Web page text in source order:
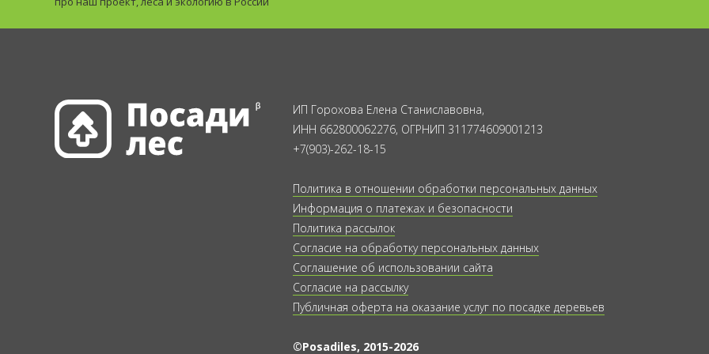
В память Смотреть все
Смотреть все
ИП Горохова Елена Станиславовна,
ИНН 662800062276, ОГРНИП 311774609001213
+7(903)-262-18-15
Политика в отношении обработки персональных данных
Информация о платежах и безопасности
Политика рассылок
Согласие на обработку персональных данных
Соглашение об использовании сайта
Согласие на рассылку
Публичная оферта на оказание услуг по посадке деревьев
©Posadiles, 2015-2026